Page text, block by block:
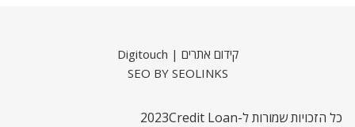
כל הזכויות שמורות ל-Credit Loan 2023
קידום אתרים | Digitouch
SEO BY SEOLINKS